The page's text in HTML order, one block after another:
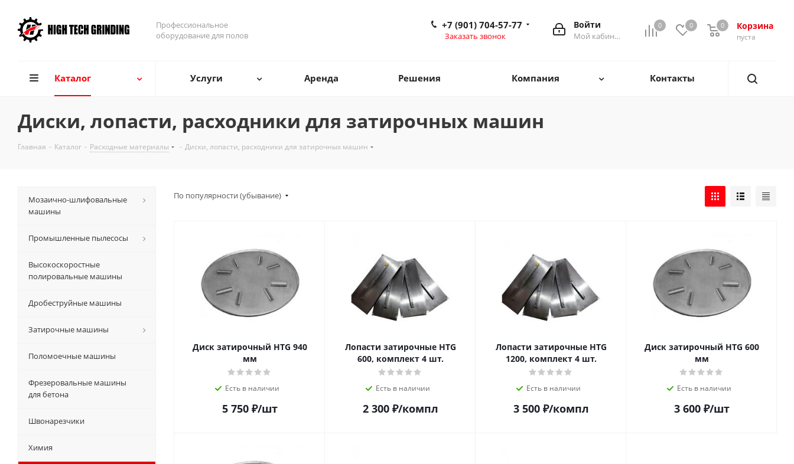
Профессиональное
оборудование для полов
0 0 Корзина
0
пуста
0
Войти
Мой кабинет
+7 (901) 704-57-77
Заказать звонок
Каталог Услуги Аренда Решения Компания Контакты
Диски, лопасти, расходники для затирочных машин
Главная - Каталог - Расходные материалы - Диски, лопасти, расходники для затирочных машин
По популярности (убывание)
Диск затирочный HTG 940
мм
Есть в наличии
5 750₽/шт
Лопасти затирочные HTG
600, комплект 4 шт.
Есть в наличии
2 300₽/компл
Лопасти затирочные HTG
1200, комплект 4 шт.
Есть в наличии
3 500₽/компл
Диск затирочный HTG 600
мм
Есть в наличии
3 600₽/шт
Мозаично-шлифовальные
машины
Промышленные пылесосы
Высокоскоростные
полировальные машины
Дробеструйные машины
Затирочные машины
Поломоечные машины
Фрезеровальные машины
для бетона
Швонарезчики
Химия